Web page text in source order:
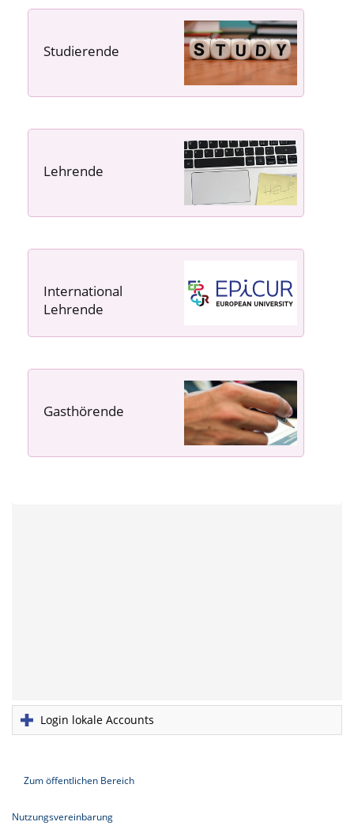
Studierende
Lehrende
International
Lehrende
Gasthörende
Login lokale Accounts
Zum öffentlichen Bereich
Nutzungsvereinbarung